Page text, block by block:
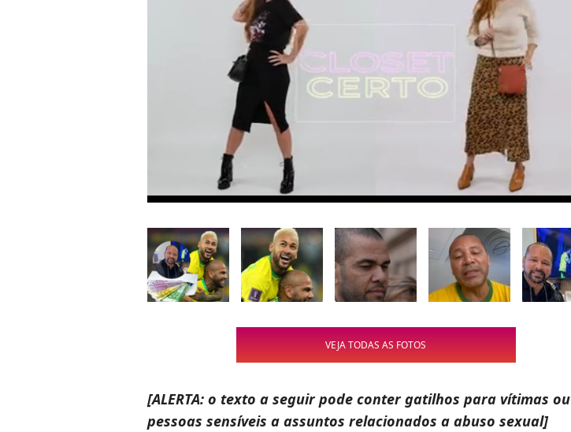
VEJA TODAS AS FOTOS
[ALERTA: o texto a seguir pode conter gatilhos para vítimas ou
pessoas sensíveis a assuntos relacionados a abuso sexual]